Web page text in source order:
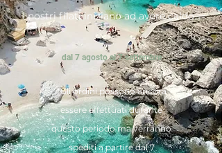
I nostri filati iniziano ad avere caldo...
dal 7 agosto al 7 settembre
*Gli ordini possono ancora
essere effettuati durante
questo periodo ma verranno
spediti a partire dal 7